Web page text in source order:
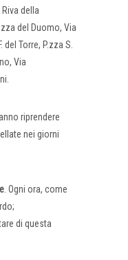
della
del Duomo, Via
Torre, P.zza S.
Via
riprendere
nei giorni
. Ogni ora, come
di questa